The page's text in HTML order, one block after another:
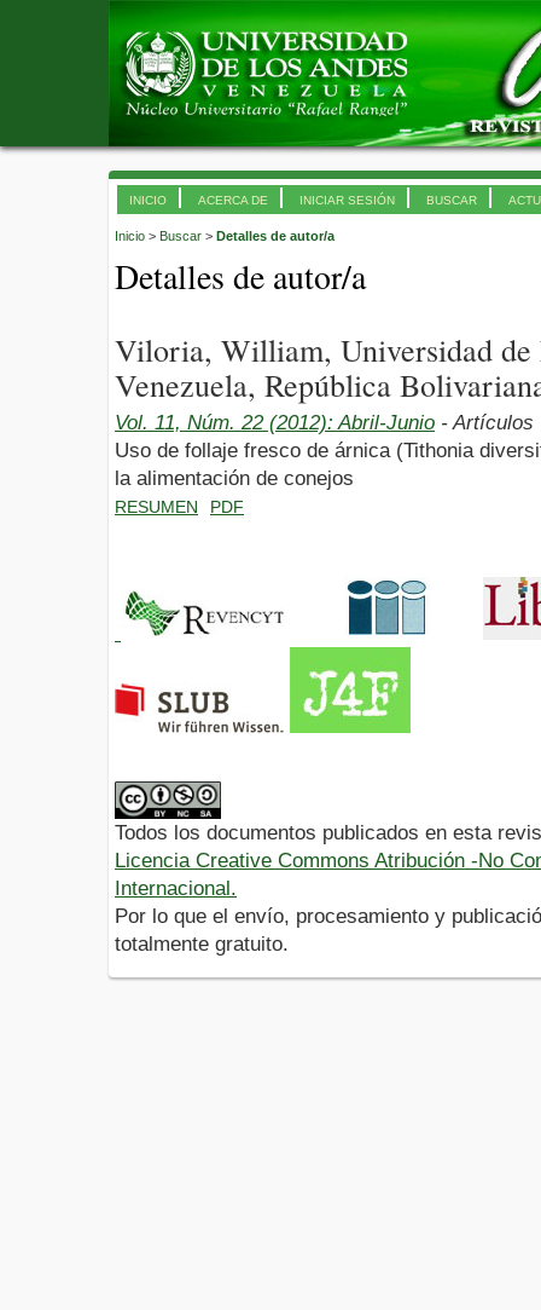
INICIO ACERCA DE INICIAR SESIÓN BUSCAR
Inicio > Buscar > Detalles de autor/a
Detalles de autor/a
Viloria, William, Universidad
Venezuela, República
Vol. 11, Núm. 22 (2012): Abril-Junio - Artículos
Uso de follaje fresco de árnica (Tithonia
la alimentación de conejos
RESUMEN PDF
Todos los documentos publicados en esta
Licencia Creative Commons Atribución -No
Internacional.
Por lo que el envío, procesamiento y
totalmente gratuito.